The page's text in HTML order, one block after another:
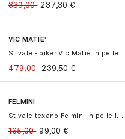
339,00 237,30€
-50%
-50%
VIC MATIE'
Stivale - biker Vic Matiè in pelle ...
479,00 239,50€
-40%
-40%
FELMINI
Stivale texano Felmini in pelle lav...
165,00 99,00€